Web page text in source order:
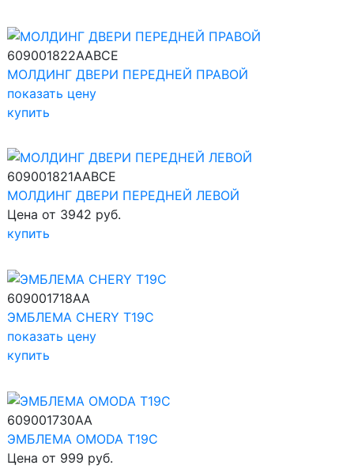
609001822AABCE
МОЛДИНГ ДВЕРИ ПЕРЕДНЕЙ ПРАВОЙ
показать цену
купить
609001821AABCE
МОЛДИНГ ДВЕРИ ПЕРЕДНЕЙ ЛЕВОЙ
Цена от 3942 руб.
купить
609001718AA
ЭМБЛЕМА CHERY T19C
показать цену
купить
609001730AA
ЭМБЛЕМА OMODA T19C
Цена от 999 руб.